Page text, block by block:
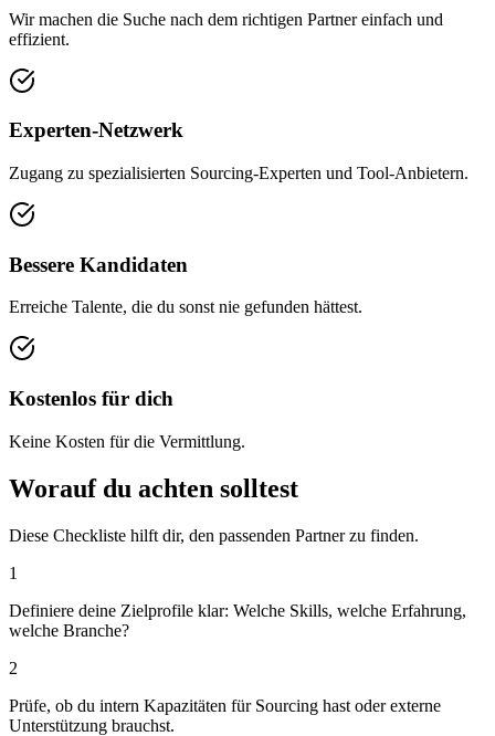
Wir machen die Suche nach dem richtigen Partner einfach und
effizient.
Experten-Netzwerk
Zugang zu spezialisierten Sourcing-Experten und Tool-Anbietern.
Bessere Kandidaten
Erreiche Talente, die du sonst nie gefunden hättest.
Kostenlos für dich
Keine Kosten für die Vermittlung.
Worauf du achten solltest
Diese Checkliste hilft dir, den passenden Partner zu finden.
1
Definiere deine Zielprofile klar: Welche Skills, welche Erfahrung,
welche Branche?
2
Prüfe, ob du intern Kapazitäten für Sourcing hast oder externe
Unterstützung brauchst.